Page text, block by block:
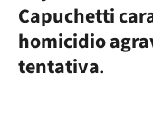
Capuchetti
homicidio
tentativa.